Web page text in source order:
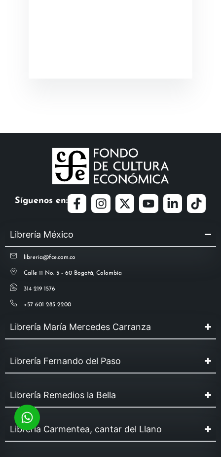
Síguenos en:
Librería México
libreria@fce.com.co
Calle 11 No. 5 - 60 Bogotá, Colombia
314 219 1576
+57 601 283 2200
Librería María Mercedes Carranza
Librería Fernando del Paso
Librería Remedios la Bella
Librería Carmentea, cantar del Llano